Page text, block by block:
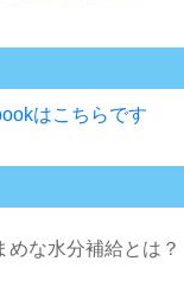
はこちらです
めな水分補給とは？